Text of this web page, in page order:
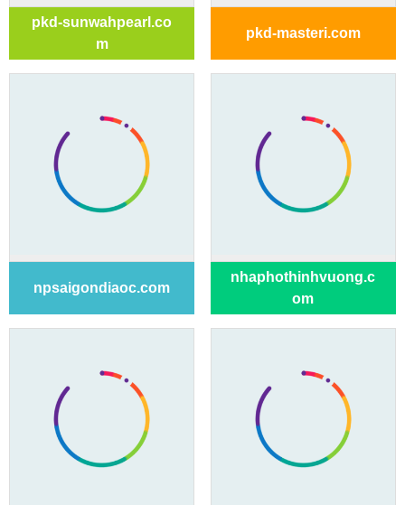
pkd-sunwahpearl.co
m
pkd-masteri.com
npsaigondiaoc.com
nhaphothinhvuong.c
om